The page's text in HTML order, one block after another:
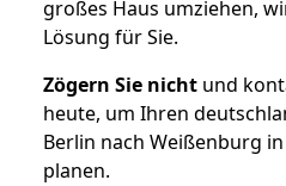
großes Haus umziehen,
Lösung für Sie.
Zögern Sie nicht und
heute, um Ihren
Berlin nach Weißenburg
planen.